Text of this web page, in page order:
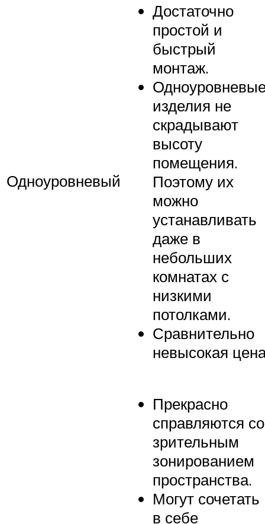
Одноуровневый
Достаточно
простой и
быстрый
монтаж.
изделия не
скрадывают
высоту
помещения.
Поэтому их
можно
устанавливать
даже в
небольших
комнатах с
низкими
потолками.
Сравнительно
невысокая
Прекрасно
справляются со
зрительным
зонированием
пространства.
Могут сочетать
в себе